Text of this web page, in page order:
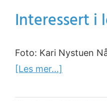
Interessert i
Foto: Kari Nystuen
[Les mer...]